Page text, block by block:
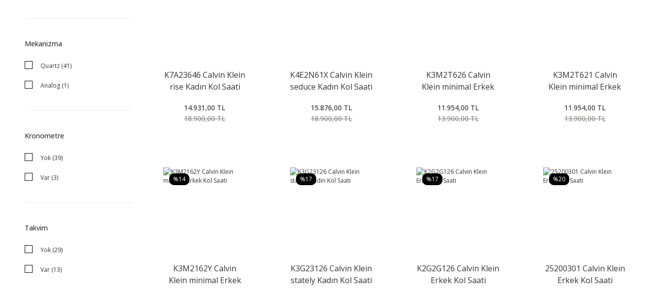
Mekanizma
Quartz (41)
Analog (1)
Kronometre
Yok (39)
Var (3)
Takvim
Yok (29)
Var (13)
K7A23646 Calvin Klein
rise Kadın Kol Saati
14.931,00 TL
18.900,00 TL
K4E2N61X Calvin Klein
seduce Kadın Kol Saati
15.876,00 TL
18.900,00 TL
K3M2T626 Calvin
Klein minimal Erkek
11.954,00 TL
13.900,00 TL
K3M2T621 Calvin
Klein minimal Erkek
11.954,00 TL
13.900,00 TL
%14
K3M2162Y Calvin
Klein minimal Erkek
%17
K3G23126 Calvin Klein
stately Kadın Kol Saati
%17
K2G2G126 Calvin Klein
Erkek Kol Saati
%20
25200301 Calvin Klein
Erkek Kol Saati